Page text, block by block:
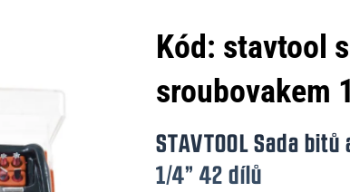
Kód: stavtool
sroubovakem
STAVTOOL Sada
1/4” 42 dílů